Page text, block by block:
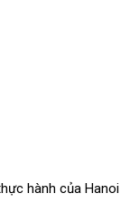
hành của Hanoi